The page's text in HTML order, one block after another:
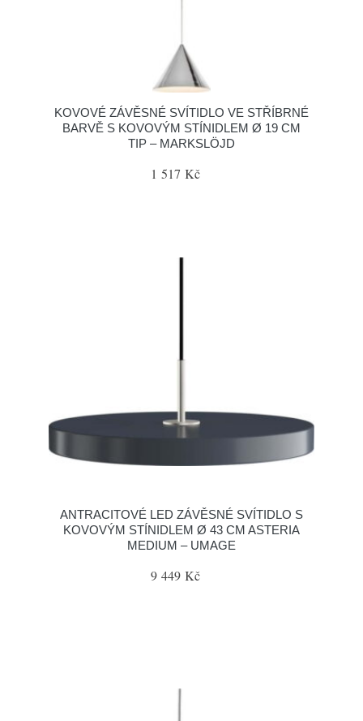
KOVOVÉ ZÁVĚSNÉ SVÍTIDLO VE STŘÍBRNÉ
BARVĚ S KOVOVÝM STÍNIDLEM Ø 19 CM
TIP – MARKSLÖJD
1 517 Kč
ANTRACITOVÉ LED ZÁVĚSNÉ SVÍTIDLO S
KOVOVÝM STÍNIDLEM Ø 43 CM ASTERIA
MEDIUM – UMAGE
9 449 Kč